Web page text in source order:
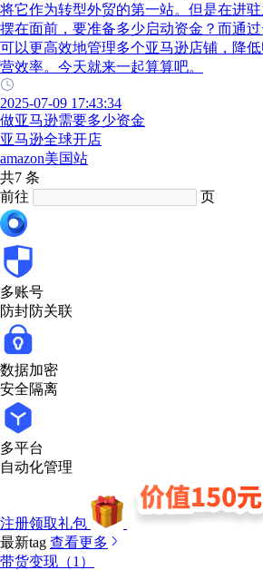
将它作为转型外贸的第一站。但是在进
摆在面前，要准备多少启动资金？而通
可以更高效地管理多个亚马逊店铺，降
营效率。今天就来一起算算吧。
2025-07-09 17:43:34
做亚马逊需要多少资金
亚马逊全球开店
amazon美国站
共7 条
前往
页
多账号
防封防关联
数据加密
安全隔离
多平台
自动化管理
注册领取礼包
最新tag 查看更多
带货变现（1）